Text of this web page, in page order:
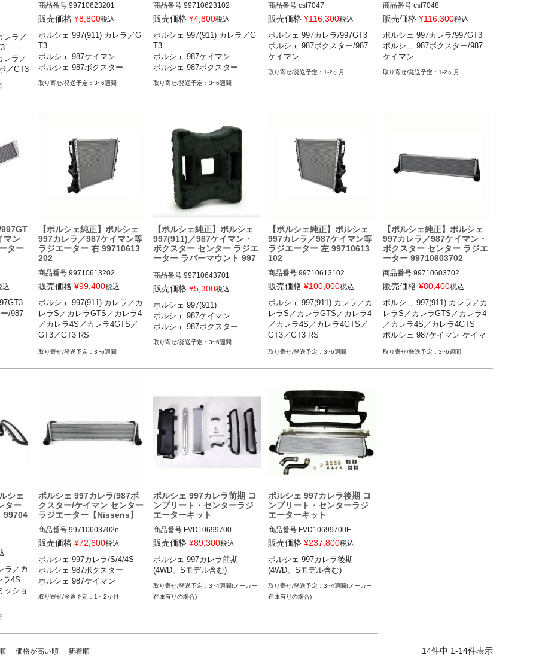
ラ／カ
／タ
08
ラ／カ
／G
レラ／
レラ／
／GT3
商品番号 99710623201
ポルシェ 997(911) カレラ／カレ
ラS／カレラGTS／カレラ4／カ
レラ4S／カレラ4GTS／GT3／G
T3 RS 04-11
ポルシェ 987ケイマン ケイマン
ポルシェ 987ボクスター ボクス
販売価格 ¥8,800税込
ポルシェ 997(911) カレラ／G
T3
ポルシェ 987ケイマン
ポルシェ 987ボクスター
3~6週間
商品番号 99710623102
ポルシェ 997(911) カレラ／カレ
ラS／カレラGTS／カレラ4／カ
レラ4S／カレラ4GTS／GT3／G
T3 RS 04-11
ポルシェ 987ケイマン ケイマン
ポルシェ 987ボクスター ボクス
販売価格 ¥4,800税込
ポルシェ 997(911) カレラ／G
T3
ポルシェ 987ケイマン
ポルシェ 987ボクスター
3~6週間
商品番号 csf7047
12
ポルシェ 987ボクスター/987ケ
イマン 05-12
販売価格 ¥116,300税込
ポルシェ 997カレラ/997GT3
ポルシェ 987ボクスター/987
ケイマン
1-2ヶ月
商品番号 csf7048
12
ポルシェ 987ボクスター/987ケ
イマン 05-12
販売価格 ¥116,300税込
ポルシェ 997カレラ/997GT3
ポルシェ 987ボクスター/987
ケイマン
1-2ヶ月
マン
ター
987ケ
込
/987
【ポルシェ純正】ポルシェ
997カレラ／987ケイマン等
ラジエーター 右 99710613
202
商品番号 99710613202
ポルシェ 997(911) カレラ／カレ
ラS／カレラGTS／カレラ4／カ
レラ4S／カレラ4GTS／GT3／G
T3 RS 04-11
ポルシェ 987ケイマン ケイマン
ポルシェ 987ボクスター ボクス
販売価格 ¥99,400税込
ポルシェ 997(911) カレラ／カ
レラS／カレラGTS／カレラ4
／カレラ4S／カレラ4GTS／
GT3／GT3 RS
ン／ケイマンS／ケイマンR
ポルシェ 987ボクスター ボク
3~6週間
【ポルシェ純正】ポルシェ
997(911)／987ケイマン・
ボクスター センター ラジエ
ーター ラバーマウント 997
10643701
商品番号 99710643701
ラS／カレラGTS／カレラ4／カ
レラ4S／カレラ4GTS／ターボ
／ターボS／GT2／GT2RS／GT
3／GT3 RS 04-11
販売価格 ¥5,300税込
ポルシェ 997(911)
ポルシェ 987ケイマン
ポルシェ 987ボクスター
3~6週間
【ポルシェ純正】ポルシェ
997カレラ／987ケイマン等
ラジエーター 左 99710613
102
商品番号 99710613102
ポルシェ 997(911) カレラ／カレ
ラS／カレラGTS／カレラ4／カ
レラ4S／カレラ4GTS／GT3／G
T3 RS 04-11
ポルシェ 987ケイマン ケイマン
ポルシェ 987ボクスター ボクス
販売価格 ¥100,000税込
ポルシェ 997(911) カレラ／カ
レラS／カレラGTS／カレラ4
／カレラ4S／カレラ4GTS／
GT3／GT3 RS
ン／ケイマンS／ケイマンR
ポルシェ 987ボクスター ボク
3~6週間
【ポルシェ純正】ポルシェ
997カレラ／987ケイマン・
ボクスター センター ラジエ
ーター 99710603702
商品番号 99710603702
ポルシェ 997(911) カレラ／カレ
ラS／カレラGTS／カレラ4／カ
レラ4S／カレラ4GTS 04-11
ポルシェ 987ケイマン ケイマン
／ケイマンS／ケイマンR 04-12
ター／ボクスターS 04-12
販売価格 ¥80,400税込
ポルシェ 997(911) カレラ／カ
レラS／カレラGTS／カレラ4
／カレラ4S／カレラ4GTS
ポルシェ 987ケイマン ケイマ
ポルシェ 987ボクスター ボク
スター／ボクスターS
3~6週間
シェ
ター
99704
04-11
ション
ラ／カ
ラ4S
ッショ
ポルシェ 997カレラ/987ボ
クスター/ケイマン センター
ラジエーター【Nissens】
商品番号 99710603702n
12ECS"99710603702"
ポルシェ 997カレラ/S 04-11
ポルシェ 997カレラ4/4S 04-11
ポルシェ 987ボクスター 04-12
販売価格 ¥72,600税込
ポルシェ 997カレラ/S/4/4S
ポルシェ 987ボクスター
ポルシェ 987ケイマン
1～2か月
ポルシェ 997カレラ前期 コ
ンプリート・センターラジ
エーターキット
商品番号 FVD10699700
ポルシェ 997カレラ前期 05-08
(4WD、Sモデル含む)
販売価格 ¥89,300税込
ポルシェ 997カレラ前期
(4WD、Sモデル含む)
3~4週間(メーカー
在庫有りの場合)
ポルシェ 997カレラ後期 コ
ンプリート・センターラジ
エーターキット
商品番号 FVD10699700F
ポルシェ 997カレラ後期 09-12
(4WD、Sモデル含む)
販売価格 ¥237,800税込
ポルシェ 997カレラ後期
(4WD、Sモデル含む)
3~4週間(メーカー
在庫有りの場合)
価格が高い順 新着順 14件中 1-14件表示